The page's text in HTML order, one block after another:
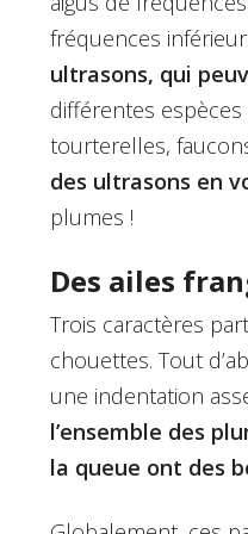
fréquences
ultrasons, qui
différentes
tourterelles,
des ultrasons en
plumes !
Des ailes
Trois caractères
chouettes. Tout
une indentation
l’ensemble des
la queue ont des